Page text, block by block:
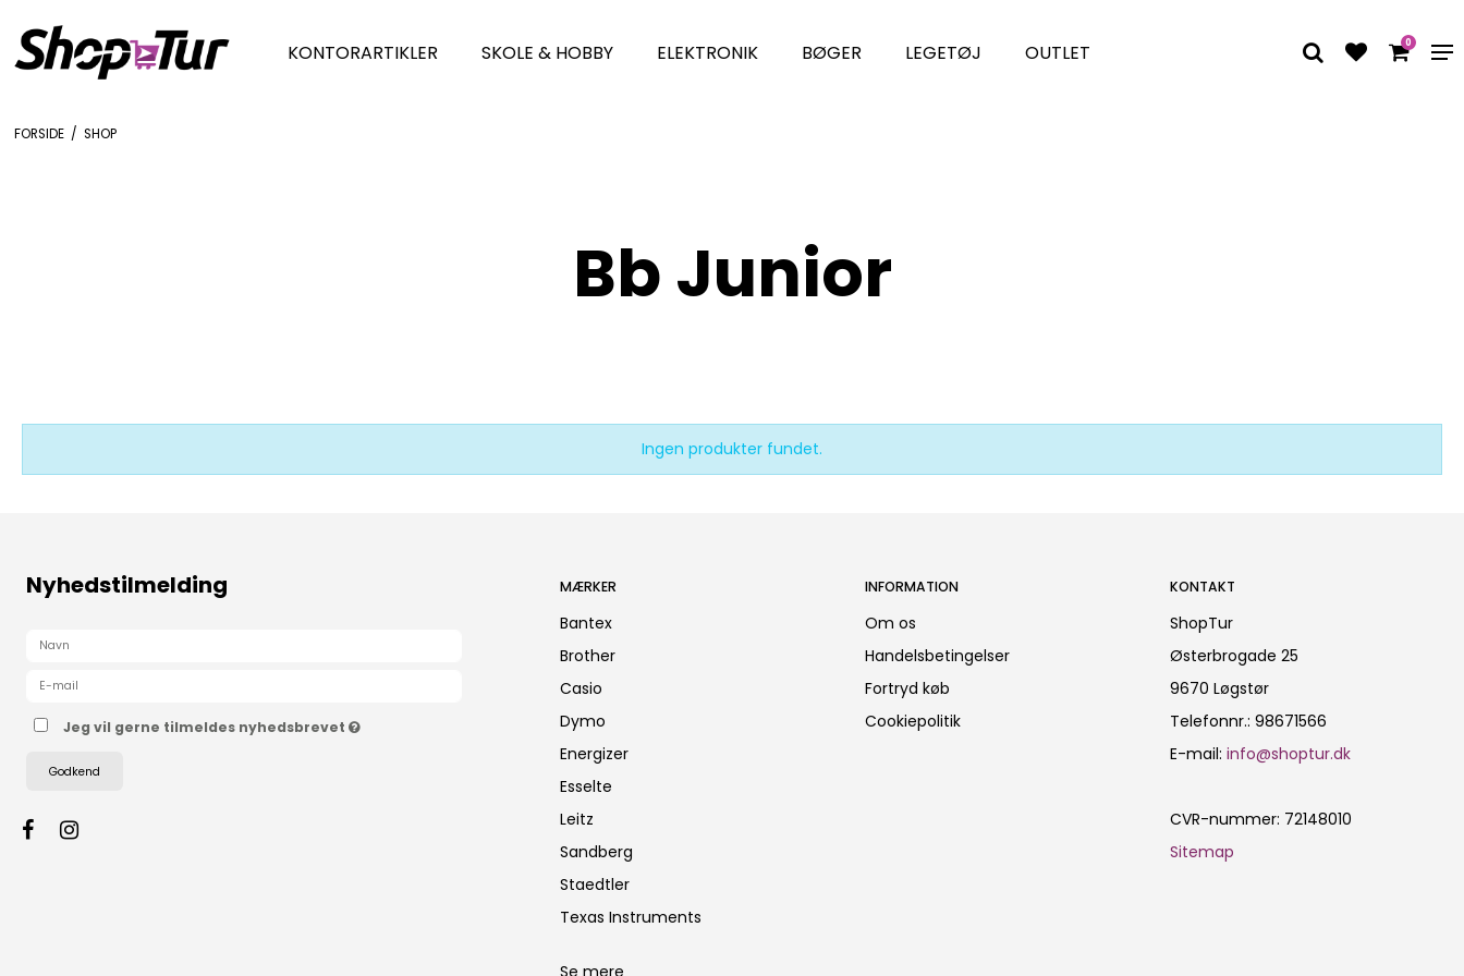
KONTORARTIKLER SKOLE & HOBBY ELEKTRONIK BØGER LEGETØJ OUTLET 0
FORSIDE / SHOP
Bb Junior
Ingen produkter fundet.
Nyhedstilmelding
Jeg vil gerne tilmeldes nyhedsbrevet
Godkend
MÆRKER
Bantex
Brother
Casio
Dymo
Energizer
Esselte
Leitz
Sandberg
Staedtler
Texas Instruments
INFORMATION
Om os
Handelsbetingelser
Fortryd køb
Cookiepolitik
KONTAKT
ShopTur
Østerbrogade 25
9670 Løgstør
Telefonnr.: 98671566
E-mail: info@shoptur.dk
CVR-nummer: 72148010
Sitemap